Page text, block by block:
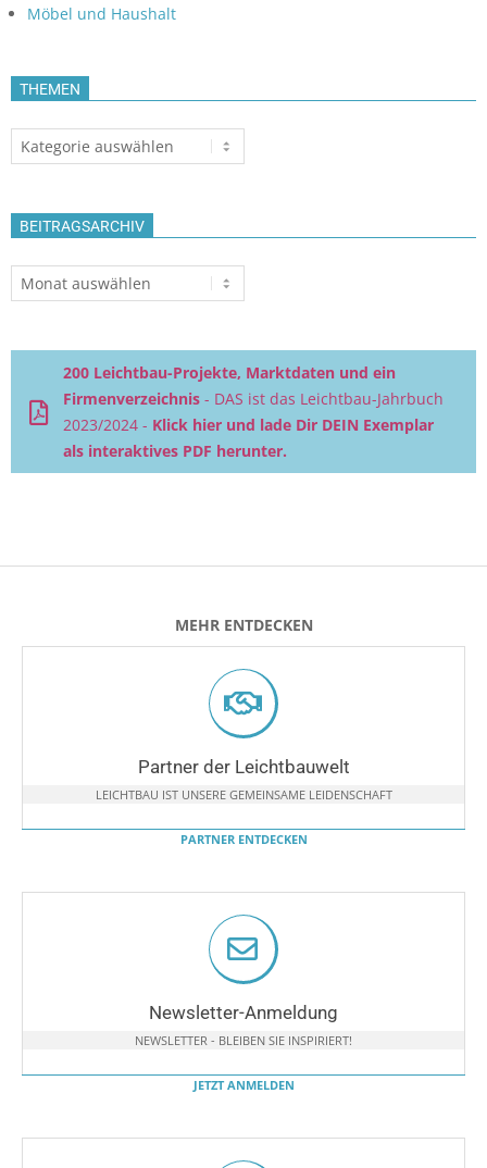
Möbel und Haushalt
THEMEN
Themen
BEITRAGSARCHIV
Beitragsarchiv
200 Leichtbau-Projekte, Marktdaten und ein
Firmenverzeichnis - DAS ist das Leichtbau-Jahrbuch
2023/2024 - Klick hier und lade Dir DEIN Exemplar
als interaktives PDF herunter.
MEHR ENTDECKEN
Partner der Leichtbauwelt
LEICHTBAU IST UNSERE GEMEINSAME LEIDENSCHAFT
PARTNER ENTDECKEN
Newsletter-Anmeldung
NEWSLETTER - BLEIBEN SIE INSPIRIERT!
JETZT ANMELDEN